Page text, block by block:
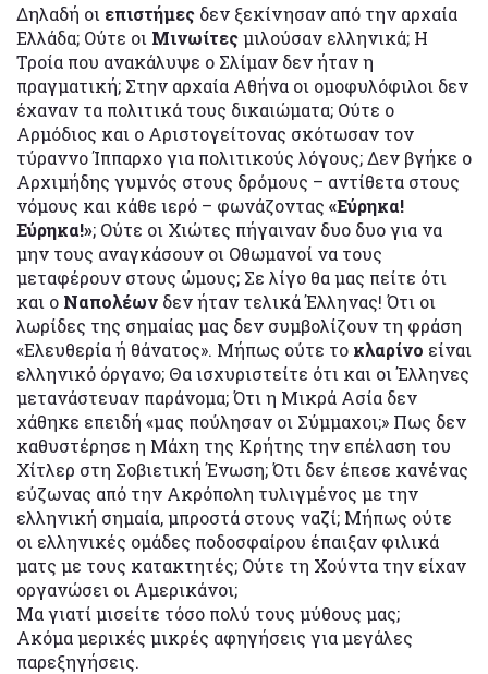
Δηλαδή οι επιστήμες δεν ξεκίνησαν από την αρχαία
Ελλάδα; Ούτε οι Μινωίτεςμιλούσαν ελληνικά; Η
Τροία που ανακάλυψε ο Σλίμαν δεν ήταν η
πραγματική; Στην αρχαία Αθήνα οι ομοφυλόφιλοι δεν
έχαναν τα πολιτικά τους δικαιώματα; Ούτε ο
Αρμόδιος και ο Αριστογείτονας σκότωσαν τον
τύραννο Ίππαρχο για πολιτικούς λόγους; Δεν βγήκε ο
Αρχιμήδης γυμνός στους δρόμους – αντίθετα στους
νόμους και κάθε ιερό – φωνάζοντας «Εύρηκα!
Εύρηκα!»; Ούτε οι Χιώτες πήγαιναν δυο δυο για να
μην τους αναγκάσουν οι Οθωμανοί να τους
μεταφέρουν στους ώμους; Σε λίγο θα μας πείτε ότι
και ο Ναπολέων δεν ήταν τελικά Έλληνας! Ότι οι
λωρίδες της σημαίας μας δεν συμβολίζουν τη φράση
«Ελευθερία ή θάνατος». Μήπως ούτε το κλαρίνο είναι
ελληνικό όργανο; Θα ισχυριστείτε ότι και οι Έλληνες
μετανάστευαν παράνομα; Ότι η Μικρά Ασία δεν
χάθηκε επειδή «μας πούλησαν οι Σύμμαχοι;» Πως δεν
καθυστέρησε η Μάχη της Κρήτης την επέλαση του
Χίτλερ στη Σοβιετική Ένωση; Ότι δεν έπεσε κανένας
εύζωνας από την Ακρόπολη τυλιγμένος με την
ελληνική σημαία, μπροστά στους ναζί; Μήπως ούτε
οι ελληνικές ομάδες ποδοσφαίρου έπαιξαν φιλικά
ματς με τους κατακτητές; Ούτε τη Χούντα την είχαν
οργανώσει οι Αμερικάνοι;
Μα γιατί μισείτε τόσο πολύ τους μύθους μας;
Ακόμα μερικές μικρές αφηγήσεις για μεγάλες
παρεξηγήσεις.